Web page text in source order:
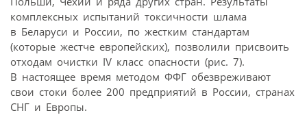
комплексных испытаний токсичности шлама
в Беларуси и России, по жестким стандартам
(которые жестче европейских), позволили присвоить
отходам очистки IV класс опасности (рис. 7).
В настоящее время методом ФФГ обезвреживают
свои стоки более 200 предприятий в России, странах
СНГ и Европы.